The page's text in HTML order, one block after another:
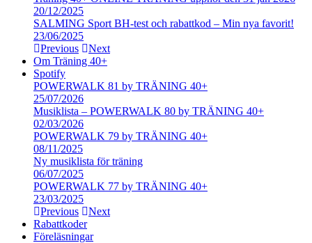
20/12/2025
SALMING Sport BH-test och rabattkod – Min nya favorit!
23/06/2025
Previous
Next
Om Träning 40+
Spotify
POWERWALK 81 by TRÄNING 40+
25/07/2026
Musiklista – POWERWALK 80 by TRÄNING 40+
02/03/2026
POWERWALK 79 by TRÄNING 40+
08/11/2025
Ny musiklista för träning
06/07/2025
POWERWALK 77 by TRÄNING 40+
23/03/2025
Previous
Next
Rabattkoder
Föreläsningar